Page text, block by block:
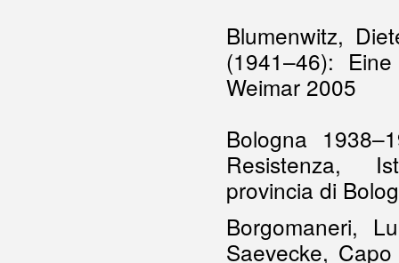
Blumenwitz,
(1941–46):
Weimar 2005
Bologna
Resistenza,
provincia di
Borgomaneri,
Saevecke,